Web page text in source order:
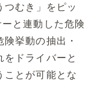
むき」をピッ
と連動した危険
挙動の抽出・
ドライバーと
ことが可能とな